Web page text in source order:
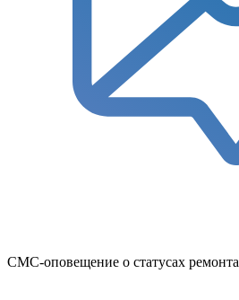
СМС-оповещение о статусах ремонта